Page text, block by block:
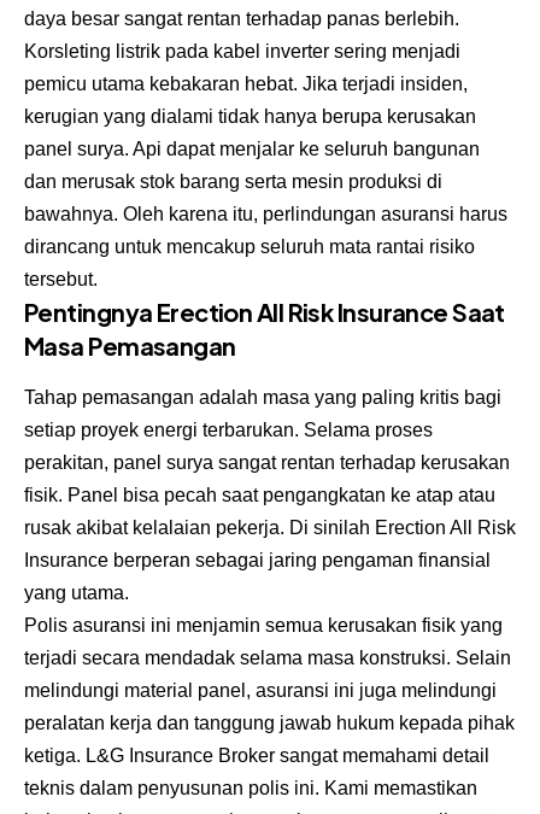
daya besar sangat rentan terhadap panas berlebih.
Korsleting listrik pada kabel inverter sering menjadi
pemicu utama kebakaran hebat. Jika terjadi insiden,
kerugian yang dialami tidak hanya berupa kerusakan
panel surya. Api dapat menjalar ke seluruh bangunan
dan merusak stok barang serta mesin produksi di
bawahnya. Oleh karena itu, perlindungan asuransi harus
dirancang untuk mencakup seluruh mata rantai risiko
tersebut.
Pentingnya Erection All Risk Insurance Saat
Masa Pemasangan
Tahap pemasangan adalah masa yang paling kritis bagi
setiap proyek energi terbarukan. Selama proses
perakitan, panel surya sangat rentan terhadap kerusakan
fisik. Panel bisa pecah saat pengangkatan ke atap atau
rusak akibat kelalaian pekerja. Di sinilah Erection All Risk
Insurance berperan sebagai jaring pengaman finansial
yang utama.
Polis asuransi ini menjamin semua kerusakan fisik yang
terjadi secara mendadak selama masa konstruksi. Selain
melindungi material panel, asuransi ini juga melindungi
peralatan kerja dan tanggung jawab hukum kepada pihak
ketiga. L&G Insurance Broker sangat memahami detail
teknis dalam penyusunan polis ini. Kami memastikan